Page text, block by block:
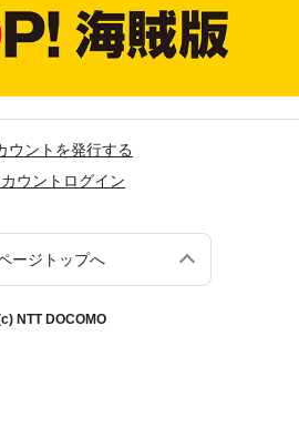
ウントを発行する
ウントログイン
ージトップへ
NTT DOCOMO